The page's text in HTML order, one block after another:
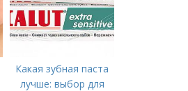
Какая зубная паста
лучше: выбор для